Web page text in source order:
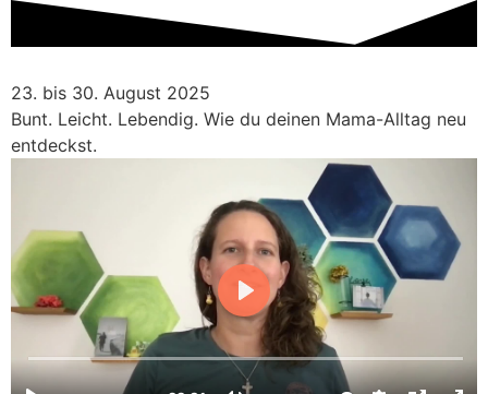
23. bis 30. August 2025​
Bunt. Leicht. Lebendig. Wie du deinen Mama-Alltag neu
entdeckst.